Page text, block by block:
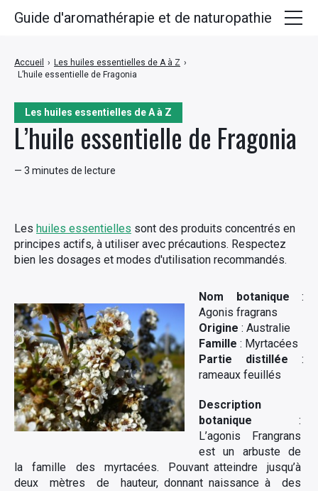
Les huiles essentielles de A à Z
L’huile essentielle de Fragonia
— 3 minutes de lecture
Accueil › Les huiles essentielles de A à Z ›
L’huile essentielle de Fragonia
Les huiles essentielles sont des produits concentrés en
principes actifs, à utiliser avec précautions. Respectez
bien les dosages et modes d'utilisation recommandés.
Nom botanique :
Agonis fragrans
Origine : Australie
Famille : Myrtacées
Partie distillée :
rameaux feuillés
Description
botanique
:
L’agonis Frangrans
est un arbuste de
la famille des myrtacées. Pouvant atteindre jusqu’à
deux mètres de hauteur, donnant naissance à des
Guide d'aromathérapie et de naturopathie
Plantes médicinales
Huiles végétales
Recettes